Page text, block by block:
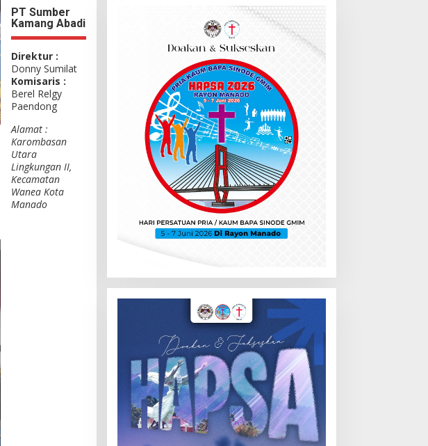
PT Sumber
Kamang Abadi
Direktur :
Donny Sumilat
Komisaris :
Berel Relgy
Paendong
Alamat :
Karombasan
Utara
Lingkungan II,
Kecamatan
Wanea Kota
Manado